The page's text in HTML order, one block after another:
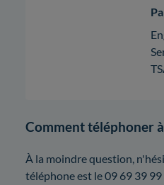
Comment téléphoner à
À la moindre question,
téléphone est le 09 69 39